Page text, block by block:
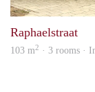
Raphaelstraat
103 m2 · 3 rooms ·